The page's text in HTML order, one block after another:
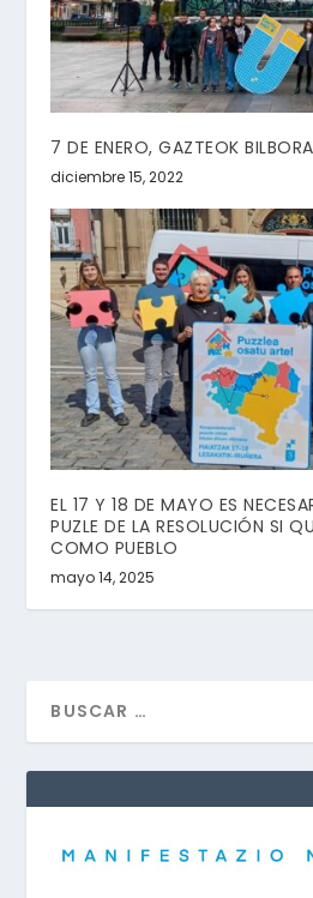
7 DE ENERO, GAZTEOK BILBORA
diciembre 15, 2022
EL 17 Y 18 DE MAYO ES
PUZLE DE LA RESOLUCIÓN SI
COMO PUEBLO
mayo 14, 2025